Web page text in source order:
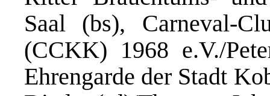
Saal (bs), Carneval-
(CCKK) 1968 e.V./
Ehrengarde der Stadt